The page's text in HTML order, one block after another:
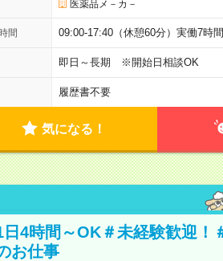
医薬品メ－カ－
間 09:00-17:40（休憩60分）実働7時
即日～長期 ※開始日相談OK
履歴書不要
気になる！
日4時間～OK＃未経験歓迎！
お仕事